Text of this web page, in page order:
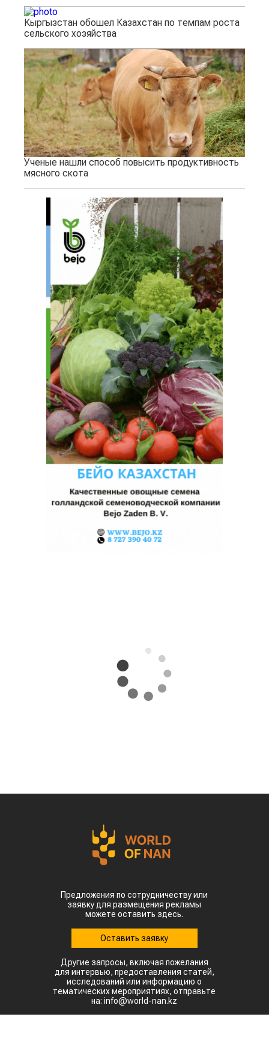
Кыргызстан обошел Казахстан по темпам роста
сельского хозяйства
Ученые нашли способ повысить продуктивность
мясного скота
Предложения по сотрудничеству или
заявку для размещения рекламы
можете оставить здесь.
Оставить заявку
Другие запросы, включая пожелания
для интервью, предоставления статей,
исследований или информацию о
тематических мероприятиях, отправьте
на: info@world-nan.kz